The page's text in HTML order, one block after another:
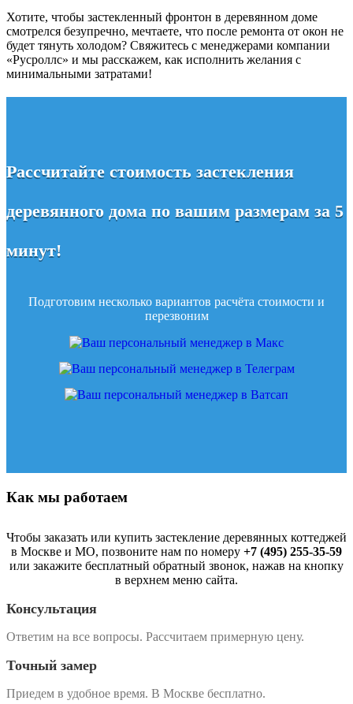
Хотите, чтобы застекленный фронтон в деревянном доме
смотрелся безупречно, мечтаете, что после ремонта от окон не
будет тянуть холодом? Свяжитесь с менеджерами компании
«Русроллс» и мы расскажем, как исполнить желания с
минимальными затратами!
Рассчитайте стоимость застекления
деревянного дома по вашим размерам за 5
минут!
Подготовим несколько вариантов расчёта стоимости и
перезвоним
Как мы работаем
Чтобы заказать или купить застекление деревянных коттеджей
в Москве и МО, позвоните нам по номеру +7 (495) 255-35-59
или закажите бесплатный обратный звонок, нажав на кнопку
в верхнем меню сайта.
Консультация
Ответим на все вопросы. Рассчитаем примерную цену.
Точный замер
Приедем в удобное время. В Москве бесплатно.